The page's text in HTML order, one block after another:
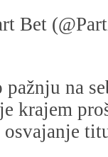
Bet
na
krajem